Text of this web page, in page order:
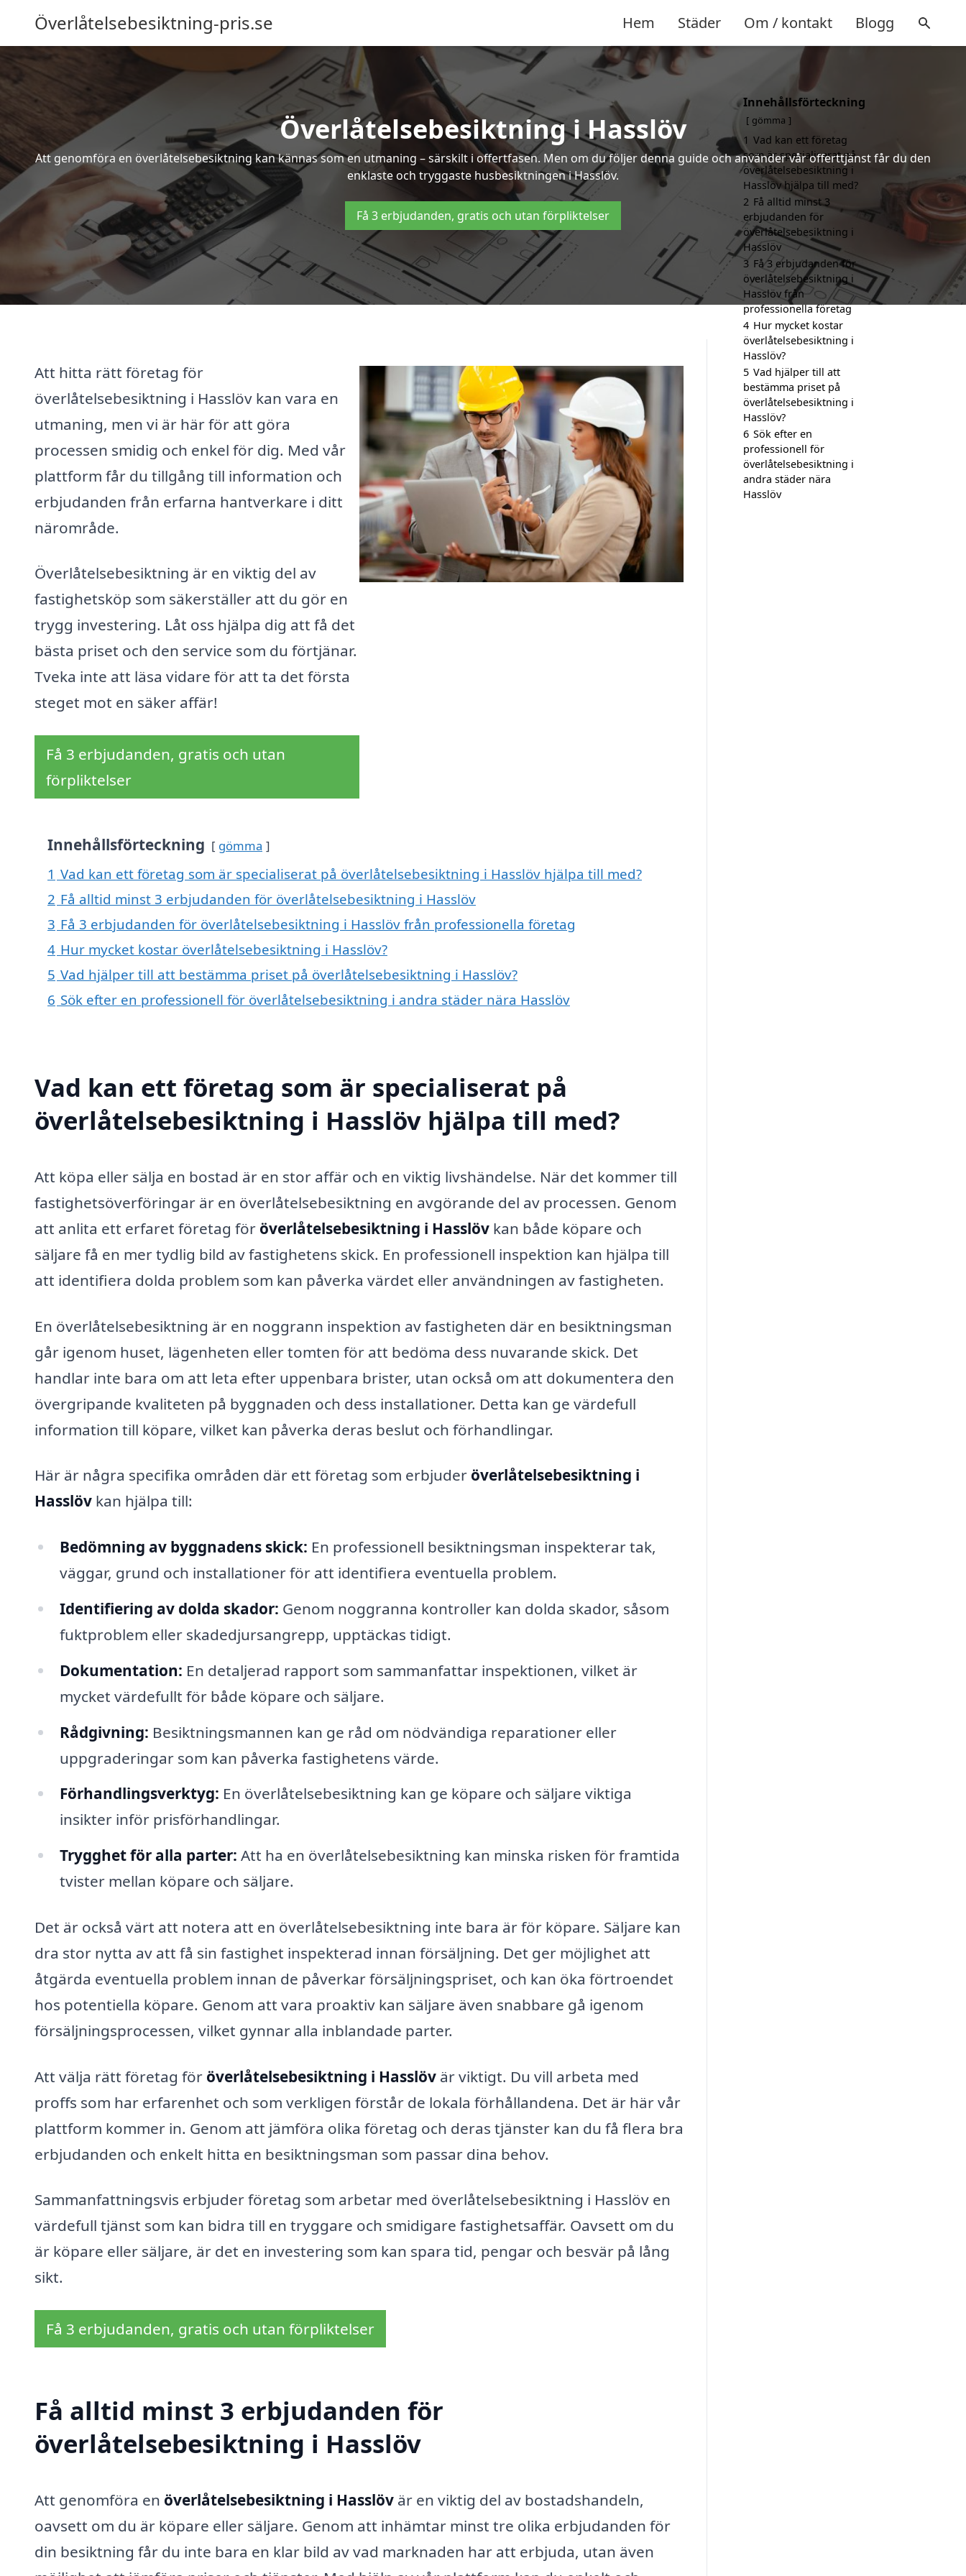
Överlåtelsebesiktning-pris.se Hem Städer Om / kontakt Blogg
Överlåtelsebesiktning i Hasslöv
Att genomföra en överlåtelsebesiktning kan kännas som en utmaning – särskilt i offertfasen. Men om du följer denna guide och använder vår offerttjänst får du den
enklaste och tryggaste husbesiktningen i Hasslöv.
Få 3 erbjudanden, gratis och utan förpliktelser
Att hitta rätt företag för
överlåtelsebesiktning i Hasslöv kan vara en
utmaning, men vi är här för att göra
processen smidig och enkel för dig. Med vår
plattform får du tillgång till information och
erbjudanden från erfarna hantverkare i ditt
närområde.
Överlåtelsebesiktning är en viktig del av
fastighetsköp som säkerställer att du gör en
trygg investering. Låt oss hjälpa dig att få det
bästa priset och den service som du förtjänar.
Tveka inte att läsa vidare för att ta det första
steget mot en säker affär!
Få 3 erbjudanden, gratis och utan
förpliktelser
Innehållsförteckning gömma
1 Vad kan ett företag som är specialiserat på överlåtelsebesiktning i Hasslöv hjälpa till med?
2 Få alltid minst 3 erbjudanden för överlåtelsebesiktning i Hasslöv
3 Få 3 erbjudanden för överlåtelsebesiktning i Hasslöv från professionella företag
4 Hur mycket kostar överlåtelsebesiktning i Hasslöv?
5 Vad hjälper till att bestämma priset på överlåtelsebesiktning i Hasslöv?
6 Sök efter en professionell för överlåtelsebesiktning i andra städer nära Hasslöv
Vad kan ett företag som är specialiserat på
överlåtelsebesiktning i Hasslöv hjälpa till med?
Att köpa eller sälja en bostad är en stor affär och en viktig livshändelse. När det kommer till
fastighetsöverföringar är en överlåtelsebesiktning en avgörande del av processen. Genom
att anlita ett erfaret företag för överlåtelsebesiktning i Hasslöv kan både köpare och
säljare få en mer tydlig bild av fastighetens skick. En professionell inspektion kan hjälpa till
att identifiera dolda problem som kan påverka värdet eller användningen av fastigheten.
En överlåtelsebesiktning är en noggrann inspektion av fastigheten där en besiktningsman
går igenom huset, lägenheten eller tomten för att bedöma dess nuvarande skick. Det
handlar inte bara om att leta efter uppenbara brister, utan också om att dokumentera den
övergripande kvaliteten på byggnaden och dess installationer. Detta kan ge värdefull
information till köpare, vilket kan påverka deras beslut och förhandlingar.
Här är några specifika områden där ett företag som erbjuder överlåtelsebesiktning i
Hasslöv kan hjälpa till:
Bedömning av byggnadens skick: En professionell besiktningsman inspekterar tak,
väggar, grund och installationer för att identifiera eventuella problem.
Identifiering av dolda skador: Genom noggranna kontroller kan dolda skador, såsom
fuktproblem eller skadedjursangrepp, upptäckas tidigt.
Dokumentation: En detaljerad rapport som sammanfattar inspektionen, vilket är
mycket värdefullt för både köpare och säljare.
Rådgivning: Besiktningsmannen kan ge råd om nödvändiga reparationer eller
uppgraderingar som kan påverka fastighetens värde.
Förhandlingsverktyg: En överlåtelsebesiktning kan ge köpare och säljare viktiga
insikter inför prisförhandlingar.
Trygghet för alla parter: Att ha en överlåtelsebesiktning kan minska risken för framtida
tvister mellan köpare och säljare.
Det är också värt att notera att en överlåtelsebesiktning inte bara är för köpare. Säljare kan
dra stor nytta av att få sin fastighet inspekterad innan försäljning. Det ger möjlighet att
åtgärda eventuella problem innan de påverkar försäljningspriset, och kan öka förtroendet
hos potentiella köpare. Genom att vara proaktiv kan säljare även snabbare gå igenom
försäljningsprocessen, vilket gynnar alla inblandade parter.
Att välja rätt företag för överlåtelsebesiktning i Hasslöv är viktigt. Du vill arbeta med
proffs som har erfarenhet och som verkligen förstår de lokala förhållandena. Det är här vår
plattform kommer in. Genom att jämföra olika företag och deras tjänster kan du få flera bra
erbjudanden och enkelt hitta en besiktningsman som passar dina behov.
Sammanfattningsvis erbjuder företag som arbetar med överlåtelsebesiktning i Hasslöv en
värdefull tjänst som kan bidra till en tryggare och smidigare fastighetsaffär. Oavsett om du
är köpare eller säljare, är det en investering som kan spara tid, pengar och besvär på lång
sikt.
Få 3 erbjudanden, gratis och utan förpliktelser
Få alltid minst 3 erbjudanden för
överlåtelsebesiktning i Hasslöv
Att genomföra en överlåtelsebesiktning i Hasslöv är en viktig del av bostadshandeln,
oavsett om du är köpare eller säljare. Genom att inhämtar minst tre olika erbjudanden för
din besiktning får du inte bara en klar bild av vad marknaden har att erbjuda, utan även
Innehållsförteckning
gömma
1 Vad kan ett företag
som är specialiserat på
överlåtelsebesiktning i
Hasslöv hjälpa till med?
2 Få alltid minst 3
erbjudanden för
överlåtelsebesiktning i
Hasslöv
3 Få 3 erbjudanden för
överlåtelsebesiktning i
Hasslöv från
professionella företag
4 Hur mycket kostar
överlåtelsebesiktning i
Hasslöv?
5 Vad hjälper till att
bestämma priset på
överlåtelsebesiktning i
Hasslöv?
6 Sök efter en
professionell för
överlåtelsebesiktning i
andra städer nära
Hasslöv